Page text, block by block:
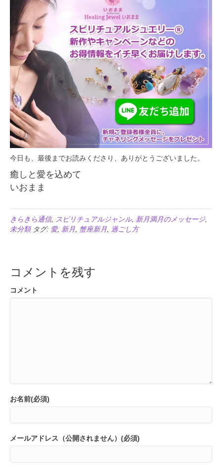
今日も、最後までお読みくださり、ありがとうございました。
癒しと愛を込めて
いおまま
きらきら通信, スピリチュアルジャンル, 新月満月のメッセージ,
未分類タグ: 愛, 新月 蟹座新月 過ごし方
コメントを残す
コメント
お名前(必須)
メールアドレス（公開されません）(必須)